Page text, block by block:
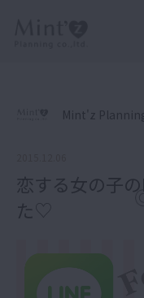
Mint'z
恋する女の子
た♡